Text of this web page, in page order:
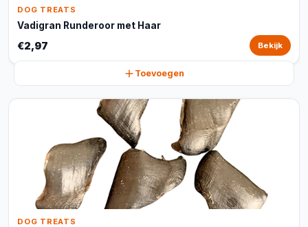
DOG TREATS
Vadigran Runderoor met Haar
€2,97 Bekijk
Toevoegen
DOG TREATS